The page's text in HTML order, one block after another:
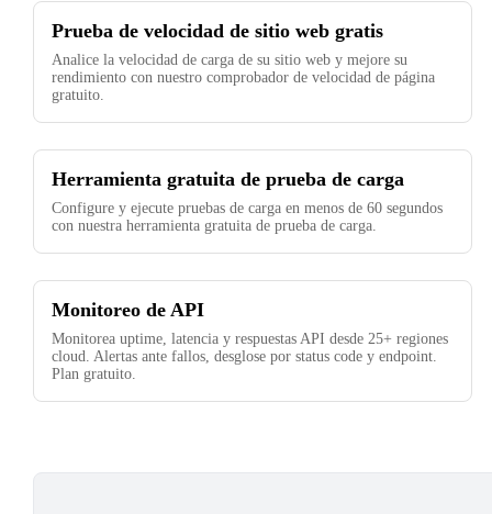
Prueba de velocidad de sitio web gratis
Analice la velocidad de carga de su sitio web y mejore su
rendimiento con nuestro comprobador de velocidad de página
gratuito.
Herramienta gratuita de prueba de carga
Configure y ejecute pruebas de carga en menos de 60 segundos
con nuestra herramienta gratuita de prueba de carga.
Monitoreo de API
Monitorea uptime, latencia y respuestas API desde 25+ regiones
cloud. Alertas ante fallos, desglose por status code y endpoint.
Plan gratuito.